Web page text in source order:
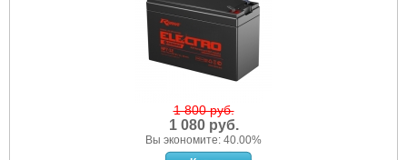
1 800 руб.
1 080 руб.
Вы экономите: 40.00%